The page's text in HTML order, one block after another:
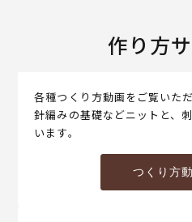
作り方
各種つくり方動画をご覧いた
針編みの基礎などニットと、
います。
つくり方